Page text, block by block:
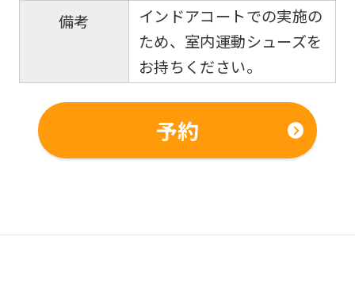
備考
インドアコートでの実施の
ため、室内運動シューズを
お持ちください。
予約
the
service.